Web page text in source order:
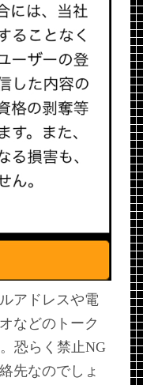
アドレスや電
などのトーク
恐らく禁止NG
先なのでしょ